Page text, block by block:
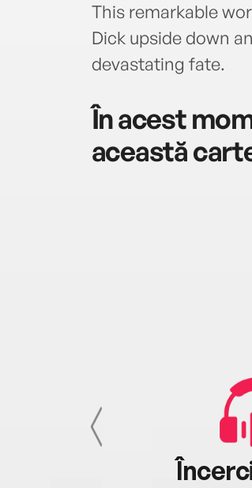
This remarkable
Dick upside down
devastating fate.
În acest
această